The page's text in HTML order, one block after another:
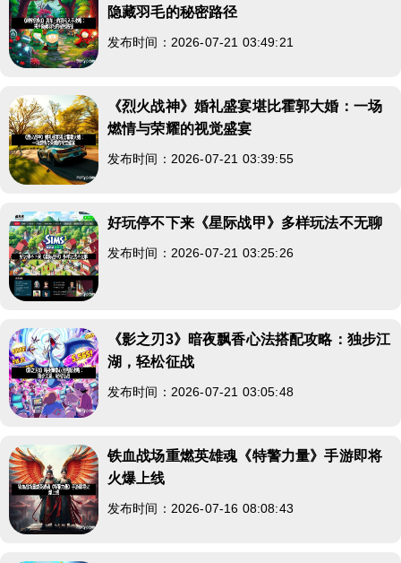
隐藏羽毛的秘密路径
发布时间：2026-07-21 03:49:21
《烈火战神》婚礼盛宴堪比霍郭大婚：一场
燃情与荣耀的视觉盛宴
发布时间：2026-07-21 03:39:55
好玩停不下来《星际战甲》多样玩法不无聊
发布时间：2026-07-21 03:25:26
《影之刃3》暗夜飘香心法搭配攻略：独步江
湖，轻松征战
发布时间：2026-07-21 03:05:48
铁血战场重燃英雄魂《特警力量》手游即将
火爆上线
发布时间：2026-07-16 08:08:43